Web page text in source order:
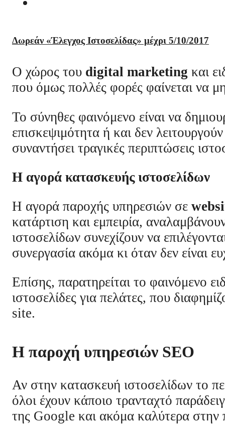
Δωρεάν «Έλεγχος Ιστοσελίδας» μέχρι 5/10/2017
Ο χώρος του digital marketing και
που όμως πολλές φορές φαίνεται να
Το σύνηθες φαινόμενο είναι να
επισκεψιμότητα ή και δεν
συναντήσει τραγικές περιπτώσεις
Η αγορά κατασκευής ιστοσελίδων
Η αγορά παροχής υπηρεσιών σε
κατάρτιση και εμπειρία,
ιστοσελίδων συνεχίζουν να
συνεργασία ακόμα κι όταν δεν είναι
Επίσης, παρατηρείται το φαινόμενο
ιστοσελίδες για πελάτες, που
site.
Η παροχή υπηρεσιών SEO
Αν στην κατασκευή ιστοσελίδων το
όλοι έχουν κάποιο τρανταχτό
της Google και ακόμα καλύτερα